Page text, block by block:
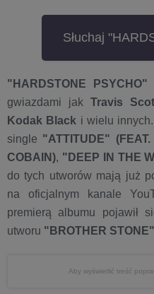
Słuchaj
"HARDSTONE PSYCHO"
gwiazdami jak Travis
Kodak Black i wielu
single "ATTITUDE"
COBAIN), "DEEP IN THE
do tych utworów mają już
na oficjalnym kanale
premierą albumu pojawił
utworu "BROTHER STONE"
Aby wyświetlić treść